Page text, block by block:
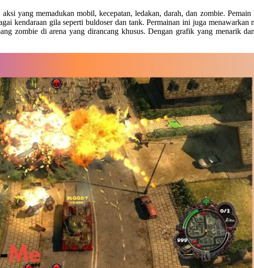
yang memadukan mobil, kecepatan, ledakan, darah, dan zombie.
kendaraan gila seperti buldoser dan tank. Permainan ini juga
zombie di arena yang dirancang khusus. Dengan grafik yang menarik